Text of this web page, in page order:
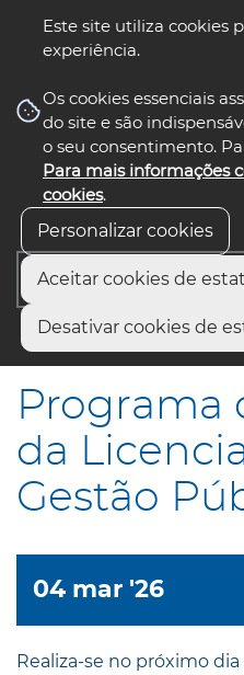
Este site utiliza cookies
experiência.
Os cookies essenciais
do site e são
o seu consentimento.
Para mais informações
cookies.
Personalizar cookies
Aceitar cookies de
Desativar cookies de
nos
Início
Programa de Tutoria da
Programa
da
Gestão
04 mar '26
Realiza-se no próximo